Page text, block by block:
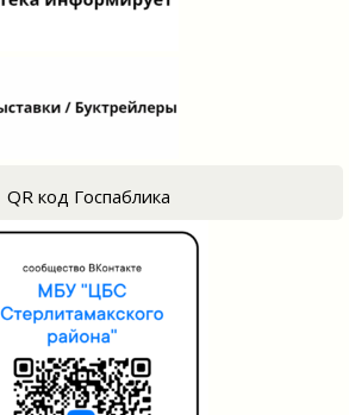
QR код Госпаблика